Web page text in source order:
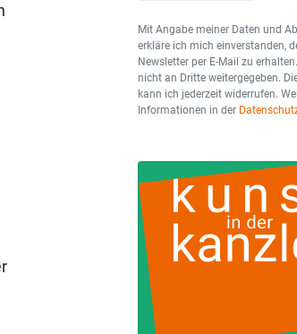
Mit Angabe meiner Daten und
erkläre ich mich einverstanden,
Newsletter per E-Mail zu
nicht an Dritte weitergegeben.
kann ich jederzeit widerrufen.
Informationen in der